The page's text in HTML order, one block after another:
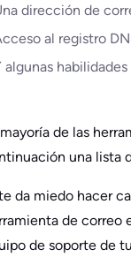
dirección de
al registro
algunas
de las
una lista
da miedo hacer
de correo
de soporte de